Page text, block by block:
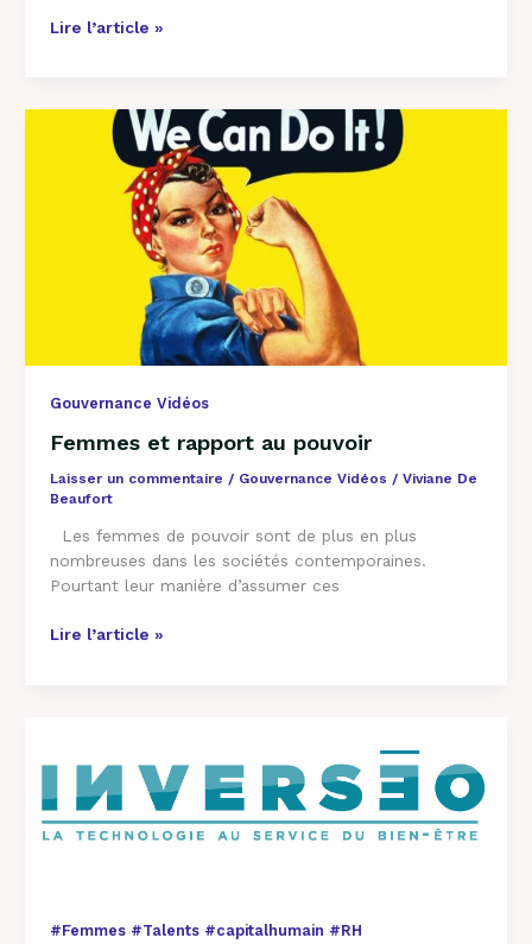
Lire l’article »
Gouvernance Vidéos
Femmes et rapport au pouvoir
Laisser un commentaire / Gouvernance Vidéos / Viviane De
Beaufort
Les femmes de pouvoir sont de plus en plus
nombreuses dans les sociétés contemporaines.
Pourtant leur manière d’assumer ces
Femmes
Lire l’article »
#Femmes #Talents #capitalhumain #RH
Entrepreneure
Responsable